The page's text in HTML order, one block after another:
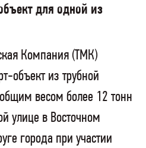
для одной из
Компания (ТМК)
объект из трубной
весом более 12 тонн
улице в Восточном
города при участии